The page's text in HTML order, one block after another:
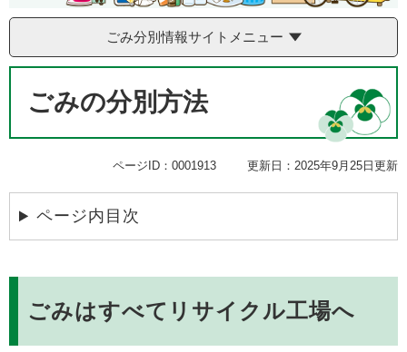
ごみ分別情報サイトメニュー
ごみの分別方法
ページID：0001913 更新日：2025年9月25日更新
ページ内目次
ごみはすべてリサイクル工場へ